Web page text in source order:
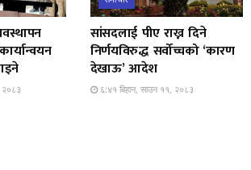
२०८३
सांसदलाई पीए राख्न दिने
निर्णयविरुद्ध सर्वोच्चको ‘कारण
देखाऊ’ आदेश
६:४१ बिहान, साउन ११, २०८३